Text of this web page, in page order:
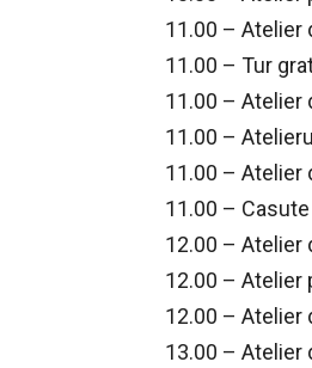
11.00 – Atelier
11.00 – Tur
11.00 – Atelier
11.00 –
11.00 – Atelier
11.00 –
12.00 – Atelier
12.00 – Atelier
12.00 – Atelier
13.00 – Atelier